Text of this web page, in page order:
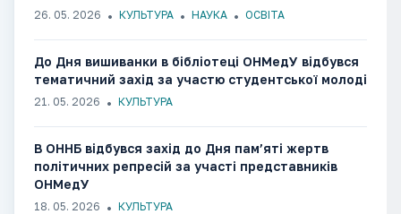
26. 05. 2026 КУЛЬТУРА НАУКА ОСВІТА
До Дня вишиванки в бібліотеці ОНМедУ відбувся
тематичний захід за участю студентської молоді
21. 05. 2026 КУЛЬТУРА
В ОННБ відбувся захід до Дня пам’яті жертв
політичних репресій за участі представників
ОНМедУ
18. 05. 2026 КУЛЬТУРА